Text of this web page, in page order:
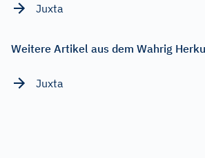
Juxta
Weitere Artikel aus dem Wahrig
Juxta